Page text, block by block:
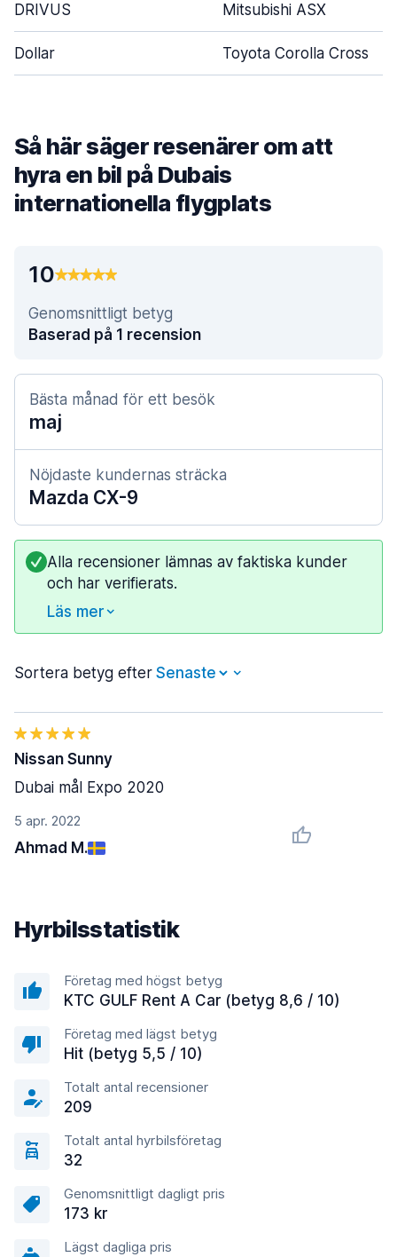
DRIVUS Mitsubishi ASX
Dollar Toyota Corolla Cross
Så här säger resenärer om att
hyra en bil på Dubais
internationella flygplats
10
Genomsnittligt betyg
Baserad på 1 recension
Bästa månad för ett besök
maj
Nöjdaste kundernas sträcka
Mazda CX-9
Alla recensioner lämnas av faktiska kunder
och har verifierats.
Läs mer
Sortera betyg efter
5 apr. 2022
Ahmad M.
Nissan Sunny
Dubai mål Expo 2020
Hyrbilsstatistik
Företag med högst betyg
KTC GULF Rent A Car (betyg 8,6 / 10)
Företag med lägst betyg
Hit (betyg 5,5 / 10)
Totalt antal recensioner
209
Totalt antal hyrbilsföretag
32
Genomsnittligt dagligt pris
173 kr
Lägst dagliga pris